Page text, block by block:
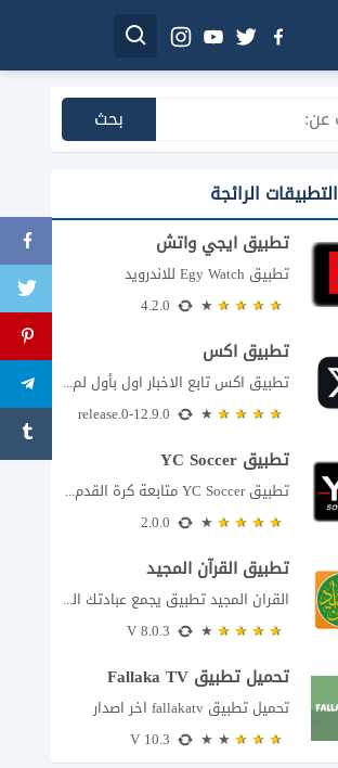
التطبيقات الرائجة
تطبيق ايجي واتش
تطبيق Egy Watch للاندرويد
تطبيق اكس
تطبيق اكس تابع الاخبار اول بأول لم يعد تطبيق X، المعروف سابقا باسم تويتر،...
تطبيق YC Soccer
تطبيق YC Soccer متابعة كرة القدم لحظة بلحظة مع اقتراب مباراة مصر والأرجنتين في...
تطبيق القرآن المجيد
القران المجيد تطبيق يجمع عبادتك اليومية في مكان واحد إذا كنت تبحث عن تطبيق...
تحميل تطبيق Fallaka TV
تحميل تطبيق fallakatv اخر اصدار